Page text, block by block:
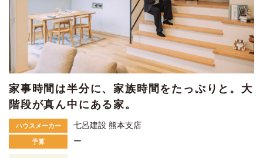
家事時間は半分に、家族時間をたっぷりと。大
階段が真ん中にある家。
ハウスメーカー 七呂建設 熊本支店
予算 ー